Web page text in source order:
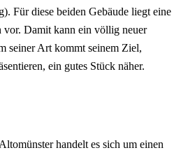
Für diese beiden Gebäude liegt eine
vor. Damit kann ein völlig neuer
seiner Art kommt seinem Ziel,
ein gutes Stück näher.
handelt es sich um einen